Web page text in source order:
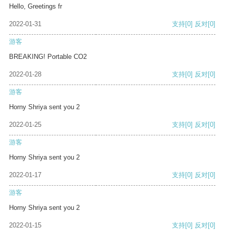
Hello, Greetings fr
2022-01-31 支持[0] 反对[0]
游客
BREAKING! Portable CO2
2022-01-28 支持[0] 反对[0]
游客
Horny Shriya sent you 2
2022-01-25 支持[0] 反对[0]
游客
Horny Shriya sent you 2
2022-01-17 支持[0] 反对[0]
游客
Horny Shriya sent you 2
2022-01-15 支持[0] 反对[0]